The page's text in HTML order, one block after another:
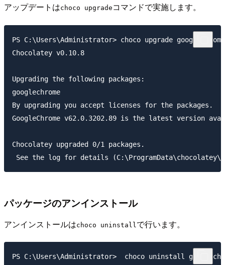
アップデートはchoco upgrade コマンドで実施します。
PS C:\Users\Administrator> choco upgrade googlechrome
Chocolatey v0.10.8
Upgrading the following packages:
googlechrome
By upgrading you accept licenses for the packages.
GoogleChrome v62.0.3202.89 is the latest version
Chocolatey upgraded 0/1 packages.
パッケージのアンインストール
アンインストールはchoco uninstall で行います。
PS C:\Users\Administrator>  choco uninstall